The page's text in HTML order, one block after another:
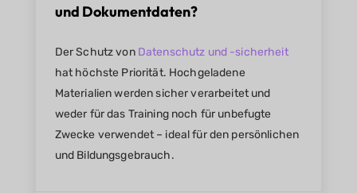
und Dokumentdaten?
Der Schutz von Datenschutz und -sicherheit
hat höchste Priorität. Hochgeladene
Materialien werden sicher verarbeitet und
weder für das Training noch für unbefugte
Zwecke verwendet – ideal für den persönlichen
und Bildungsgebrauch.